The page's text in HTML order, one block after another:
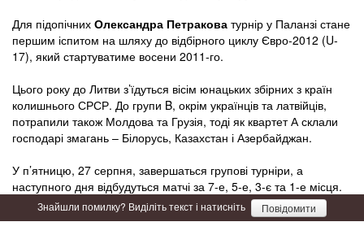
Для підопічних Олександра Петракова турнір у Паланзі стане
першим іспитом на шляху до відбірного циклу Євро-2012 (U-
17), який стартуватиме восени 2011-го.
Цього року до Литви з’їдуться вісім юнацьких збірних з країн
колишнього СРСР. До групи B, окрім українців та латвійців,
потрапили також Молдова та Грузія, тоді як квартет А склали
господарі змагань – Білорусь, Казахстан і Азербайджан.
У п’ятницю, 27 серпня, завершаться групові турніри, а
наступного дня відбудуться матчі за 7-е, 5-е, 3-є та 1-е місця.
Знайшли помилку? Виділіть текст і натисніть Повідомити